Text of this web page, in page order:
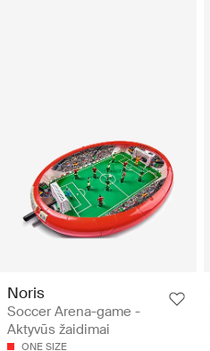
Noris
Soccer Arena-game -
Aktyvūs žaidimai
ONE SIZE